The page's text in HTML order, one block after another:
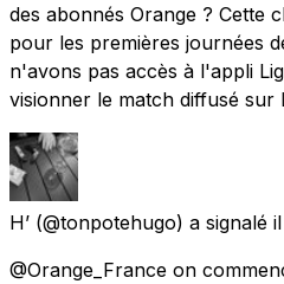
des abonnés Orange ? Cette
pour les premières journées
n'avons pas accès à l'appli
visionner le match diffusé sur
H’ (@tonpotehugo) a signalé
@Orange_France on